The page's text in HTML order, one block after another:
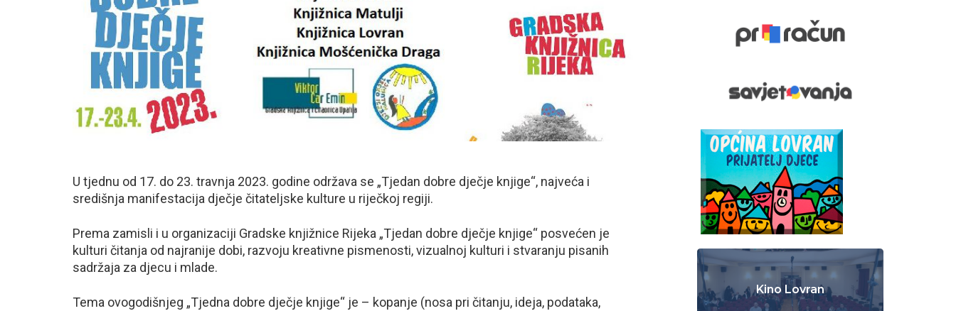
U tjednu od 17. do 23. travnja 2023. godine održava se „Tjedan dobre dječje knjige“, najveća i
središnja manifestacija dječje čitateljske kulture u riječkoj regiji.
Prema zamisli i u organizaciji Gradske knjižnice Rijeka „Tjedan dobre dječje knjige“ posvećen je
kulturi čitanja od najranije dobi, razvoju kreativne pismenosti, vizualnoj kulturi i stvaranju pisanih
sadržaja za djecu i mlade.
Tema ovogodišnjeg „Tjedna dobre dječje knjige“ je – kopanje (nosa pri čitanju, ideja, podataka,
Kino Lovran